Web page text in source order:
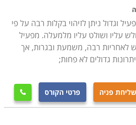
לעבוד כמפעילים בתעשייה או
מומלץ לכל אדם העובד בסביבה
ישירה במהלך העבודה.
מה עובר על מפעיל העגורן, כיצד
אותו מרחוק, הוא כלי חשוב מאוד
ורצופה
וגדול ניתן לזיהוי בקלות רבה על פי
עליו ושולט עליו מלמעלה. מפעיל
לאחריות רבה, משמעת ובגרות, אך
גדולים לא פחות;
שליחת פניה פרטי הקורס 